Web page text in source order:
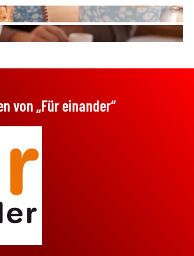
von „Für einander“